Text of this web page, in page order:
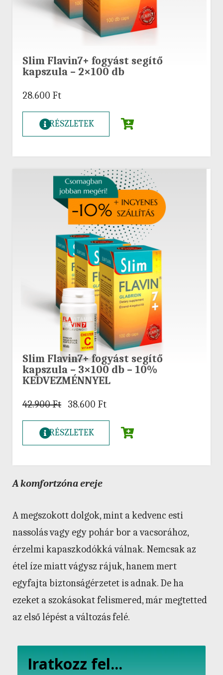
Slim Flavin7+ fogyást segítő
kapszula – 2×100 db
28.600 Ft
RÉSZLETEK
Slim Flavin7+ fogyást segítő
kapszula – 3×100 db – 10%
KEDVEZMÉNNYEL
42.900Ft 38.600 Ft
RÉSZLETEK
A komfortzóna ereje
A megszokott dolgok, mint a kedvenc esti
nassolás vagy egy pohár bor a vacsorához,
érzelmi kapaszkodókká válnak. Nemcsak az
étel íze miatt vágysz rájuk, hanem mert
egyfajta biztonságérzetet is adnak. De ha
ezeket a szokásokat felismered, már megtetted
az első lépést a változás felé.
Iratkozz fel...